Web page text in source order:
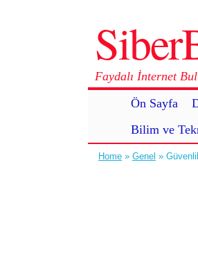
Faydalı İnternet
Ön Sayfa
Bilim ve
Home » Genel »